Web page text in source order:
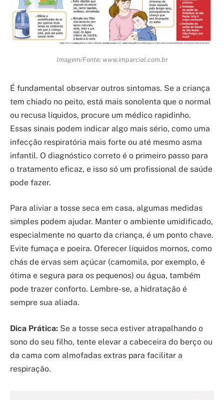
Imagem/Fonte: www.imparcial.com.br
É fundamental observar outros sintomas. Se a criança
tem chiado no peito, está mais sonolenta que o normal
ou recusa líquidos, procure um médico rapidinho.
Essas sinais podem indicar algo mais sério, como uma
infecção respiratória mais forte ou até mesmo asma
infantil. O diagnóstico correto é o primeiro passo para
o tratamento eficaz, e isso só um profissional de saúde
pode fazer.
Para aliviar a tosse seca em casa, algumas medidas
simples podem ajudar. Manter o ambiente umidificado,
especialmente no quarto da criança, é um ponto chave.
Evite fumaça e poeira. Oferecer líquidos mornos, como
chás de ervas sem açúcar (camomila, por exemplo, é
ótima e segura para os pequenos) ou água, também
pode trazer conforto. Lembre-se, a hidratação é
sempre sua aliada.
Dica Prática: Se a tosse seca estiver atrapalhando o
sono do seu filho, tente elevar a cabeceira do berço ou
da cama com almofadas extras para facilitar a
respiração.